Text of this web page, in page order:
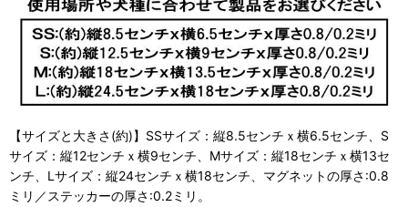
【サイズと大きさ(約)】SSサイズ：縦8.5センチｘ横6.5センチ、S
サイズ：縦12センチｘ横9センチ、Mサイズ：縦18センチｘ横13セ
ンチ、Lサイズ：縦24センチｘ横18センチ、マグネットの厚さ:0.8
ミリ／ステッカーの厚さ:0.2ミリ。